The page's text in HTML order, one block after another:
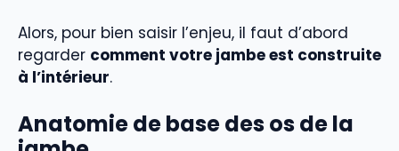
Alors, pour bien saisir l’enjeu, il faut d’abord
regarder comment votre jambe est construite
à l’intérieur.
Anatomie de base des os de la